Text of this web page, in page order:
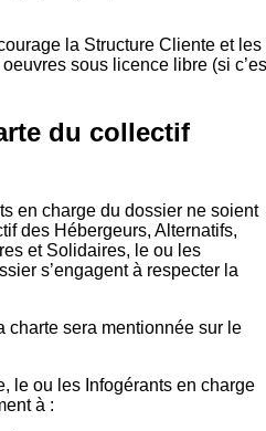
la Structure Cliente et les
sous licence libre (si
du collectif
en charge du dossier ne soient
des Hébergeurs, Alternatifs,
et Solidaires, le ou les
s’engagent à respecter la
charte sera mentionnée sur le
le ou les Infogérants en charge
à :